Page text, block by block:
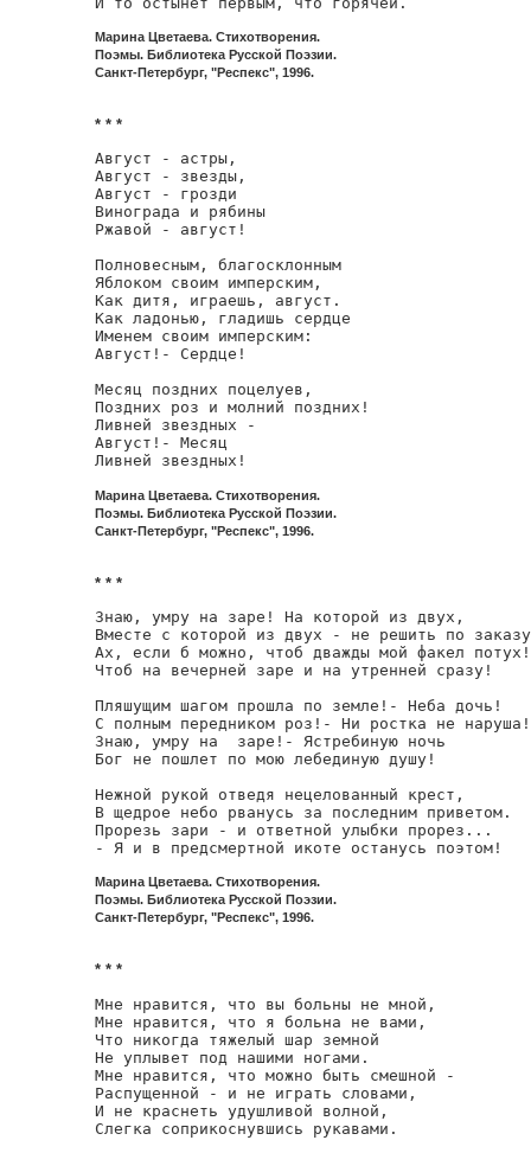
Марина Цветаева. Стихотворения.
Поэмы. Библиотека Русской Поэзии.
Санкт-Петербург, "Респекс", 1996.
* * *
Август - астры,
Август - звезды,
Август - грозди
Винограда и рябины
Ржавой - август!
Полновесным, благосклонным
Яблоком своим имперским,
Как дитя, играешь, август.
Как ладонью, гладишь сердце
Именем своим имперским:
Август!- Сердце!
Месяц поздних поцелуев,
Поздних роз и молний поздних!
Ливней звездных -
Август!- Месяц
Ливней звездных!
Марина Цветаева. Стихотворения.
Поэмы. Библиотека Русской Поэзии.
Санкт-Петербург, "Респекс", 1996.
* * *
Знаю, умру на заре! На которой из двух,
Вместе с которой из двух - не решить по
Ах, если б можно, чтоб дважды мой факел потух!
Чтоб на вечерней заре и на утренней сразу!
Пляшущим шагом прошла по земле!- Неба дочь!
С полным передником роз!- Ни ростка не наруша!
Знаю, умру на  заре!- Ястребиную ночь
Бог не пошлет по мою лебединую душу!
Нежной рукой отведя нецелованный крест,
В щедрое небо рванусь за последним приветом.
Прорезь зари - и ответной улыбки прорез...
- Я и в предсмертной икоте останусь поэтом!
Марина Цветаева. Стихотворения.
Поэмы. Библиотека Русской Поэзии.
Санкт-Петербург, "Респекс", 1996.
* * *
Мне нравится, что вы больны не мной,
Мне нравится, что я больна не вами,
Что никогда тяжелый шар земной
Не уплывет под нашими ногами.
Мне нравится, что можно быть смешной -
Распущенной - и не играть словами,
И не краснеть удушливой волной,
Слегка соприкоснувшись рукавами.